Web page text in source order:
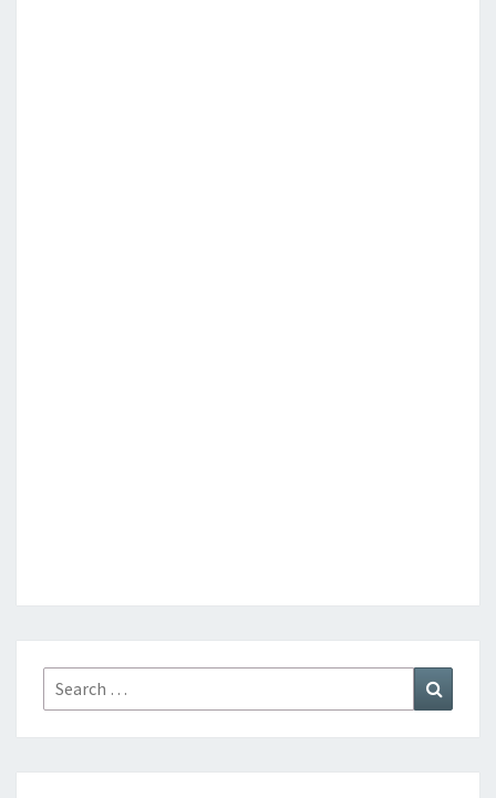
Search
for: